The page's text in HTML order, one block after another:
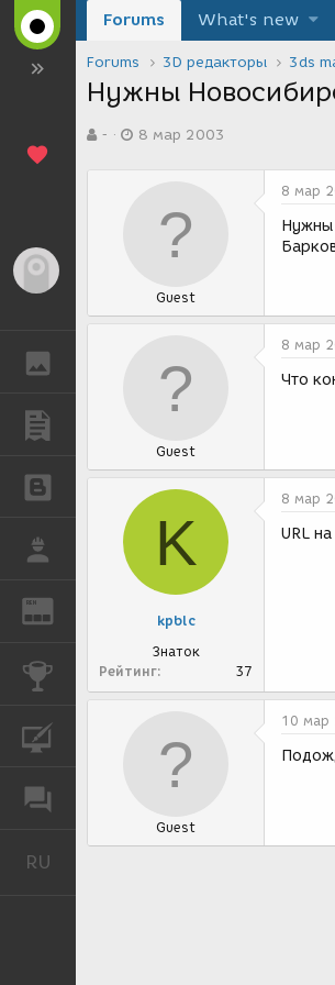
РАБОТА
REN
КОНКУРСЫ
RU
Forums What's new
Forums 3D редакторы 3ds
Нужны
в-
а
и
8 мар 2003
Guest
8 мар
Нужны
Guest
8 мар
Что
K
kpblc
Знаток
Рейтинг
37
8 мар
URL
Guest
10 мар